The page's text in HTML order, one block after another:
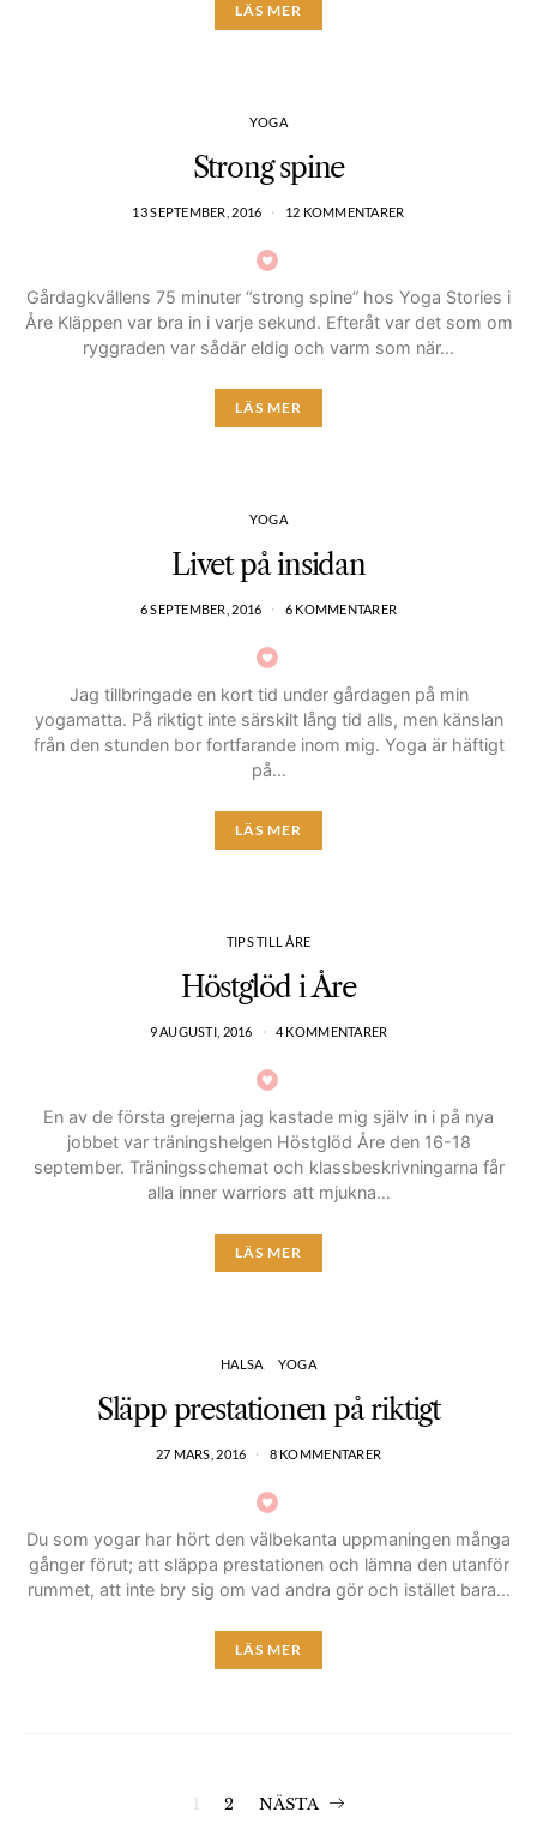
LÄS MER
YOGA
Strong spine
13 SEPTEMBER, 2016 12 KOMMENTARER
Gårdagkvällens 75 minuter “strong spine” hos Yoga Stories i
Åre Kläppen var bra in i varje sekund. Efteråt var det som om
ryggraden var sådär eldig och varm som när…
LÄS MER
YOGA
Livet på insidan
6 SEPTEMBER, 2016 6 KOMMENTARER
Jag tillbringade en kort tid under gårdagen på min
yogamatta. På riktigt inte särskilt lång tid alls, men känslan
från den stunden bor fortfarande inom mig. Yoga är häftigt
på…
LÄS MER
TIPS TILL ÅRE
Höstglöd i Åre
9 AUGUSTI, 2016 4 KOMMENTARER
En av de första grejerna jag kastade mig själv in i på nya
jobbet var träningshelgen Höstglöd Åre den 16-18
september. Träningsschemat och klassbeskrivningarna får
alla inner warriors att mjukna…
LÄS MER
HALSA YOGA
Släpp prestationen på riktigt
27 MARS, 2016 8 KOMMENTARER
Du som yogar har hört den välbekanta uppmaningen många
gånger förut; att släppa prestationen och lämna den utanför
rummet, att inte bry sig om vad andra gör och istället bara…
LÄS MER
1 2 NÄSTA